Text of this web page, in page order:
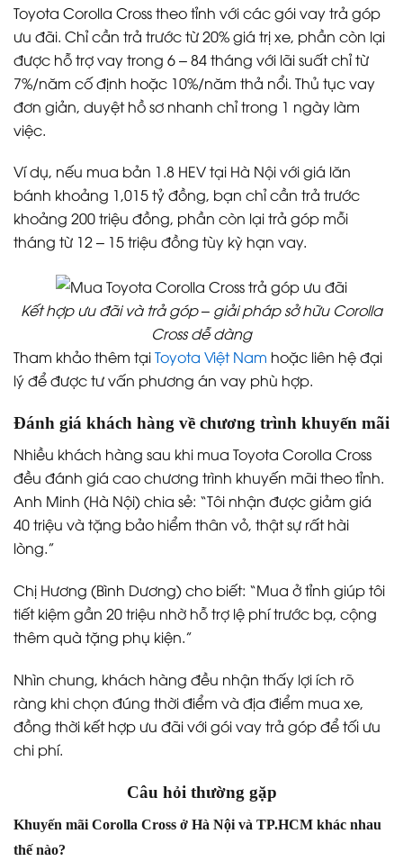
Toyota Corolla Cross theo tỉnh với các gói vay trả góp
ưu đãi. Chỉ cần trả trước từ 20% giá trị xe, phần còn lại
được hỗ trợ vay trong 6 – 84 tháng với lãi suất chỉ từ
7%/năm cố định hoặc 10%/năm thả nổi. Thủ tục vay
đơn giản, duyệt hồ sơ nhanh chỉ trong 1 ngày làm
việc.
Ví dụ, nếu mua bản 1.8 HEV tại Hà Nội với giá lăn
bánh khoảng 1,015 tỷ đồng, bạn chỉ cần trả trước
khoảng 200 triệu đồng, phần còn lại trả góp mỗi
tháng từ 12 – 15 triệu đồng tùy kỳ hạn vay.
Kết hợp ưu đãi và trả góp – giải pháp sở hữu Corolla
Cross dễ dàng
Tham khảo thêm tạiToyota Việt Nam hoặc liên hệ đại
lý để được tư vấn phương án vay phù hợp.
Đánh giá khách hàng về chương trình khuyến mãi
Nhiều khách hàng sau khi mua Toyota Corolla Cross
đều đánh giá cao chương trình khuyến mãi theo tỉnh.
Anh Minh (Hà Nội) chia sẻ: “Tôi nhận được giảm giá
40 triệu và tặng bảo hiểm thân vỏ, thật sự rất hài
lòng.”
Chị Hương (Bình Dương) cho biết: “Mua ở tỉnh giúp tôi
tiết kiệm gần 20 triệu nhờ hỗ trợ lệ phí trước bạ, cộng
thêm quà tặng phụ kiện.”
Nhìn chung, khách hàng đều nhận thấy lợi ích rõ
ràng khi chọn đúng thời điểm và địa điểm mua xe,
đồng thời kết hợp ưu đãi với gói vay trả góp để tối ưu
chi phí.
Câu hỏi thường gặp
Khuyến mãi Corolla Cross ở Hà Nội và TP.HCM khác nhau
thế nào?